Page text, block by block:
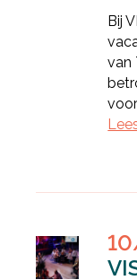
Bij
van
VISTA college
Bekijk de